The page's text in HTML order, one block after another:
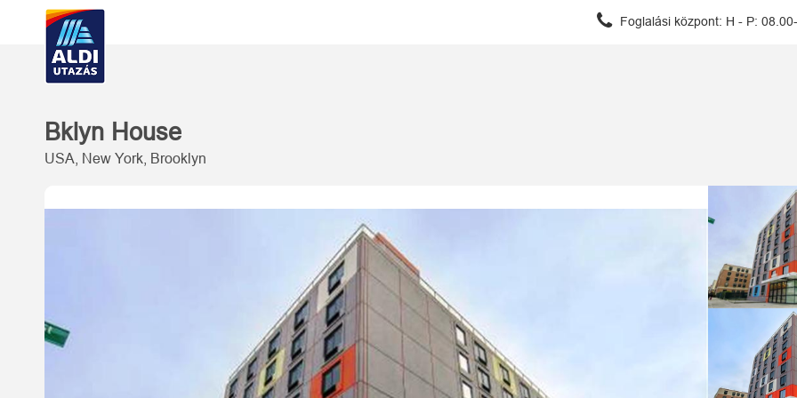
Foglalási központ: H - P:
Bklyn House
USA, New York, Brooklyn